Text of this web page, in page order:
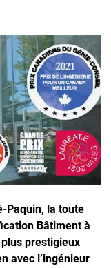
Paquin, la toute
Bâtiment à
prestigieux
avec l’ingénieur